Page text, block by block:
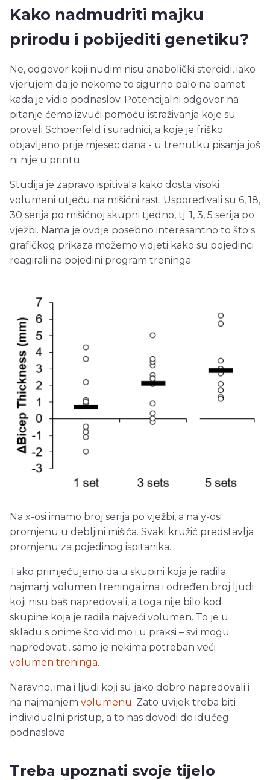
Kako nadmudriti majku
prirodu i pobijediti genetiku?
Ne, odgovor koji nudim nisu anabolički steroidi, iako
vjerujem da je nekome to sigurno palo na pamet
kada je vidio podnaslov. Potencijalni odgovor na
pitanje ćemo izvući pomoću istraživanja koje su
proveli Schoenfeld i suradnici, a koje je friško
objavljeno prije mjesec dana - u trenutku pisanja još
ni nije u printu.
Studija je zapravo ispitivala kako dosta visoki
volumeni utječu na mišićni rast. Uspoređivali su 6, 18,
30 serija po mišićnoj skupni tjedno, tj. 1, 3, 5 serija po
vježbi. Nama je ovdje posebno interesantno to što s
grafičkog prikaza možemo vidjeti kako su pojedinci
reagirali na pojedini program treninga.
Na x-osi imamo broj serija po vježbi, a na y-osi
promjenu u debljini mišića. Svaki kružić predstavlja
promjenu za pojedinog ispitanika.
Tako primjećujemo da u skupini koja je radila
najmanji volumen treninga ima i određen broj ljudi
koji nisu baš napredovali, a toga nije bilo kod
skupine koja je radila najveći volumen. To je u
skladu s onime što vidimo i u praksi – svi mogu
napredovati, samo je nekima potreban veći
volumen treninga.
Naravno, ima i ljudi koji su jako dobro napredovali i
na najmanjem volumenu. Zato uvijek treba biti
individualni pristup, a to nas dovodi do idućeg
podnaslova.
Treba upoznati svoje tijelo